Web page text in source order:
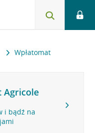
Wpłatomat
Agricole
i bądź na